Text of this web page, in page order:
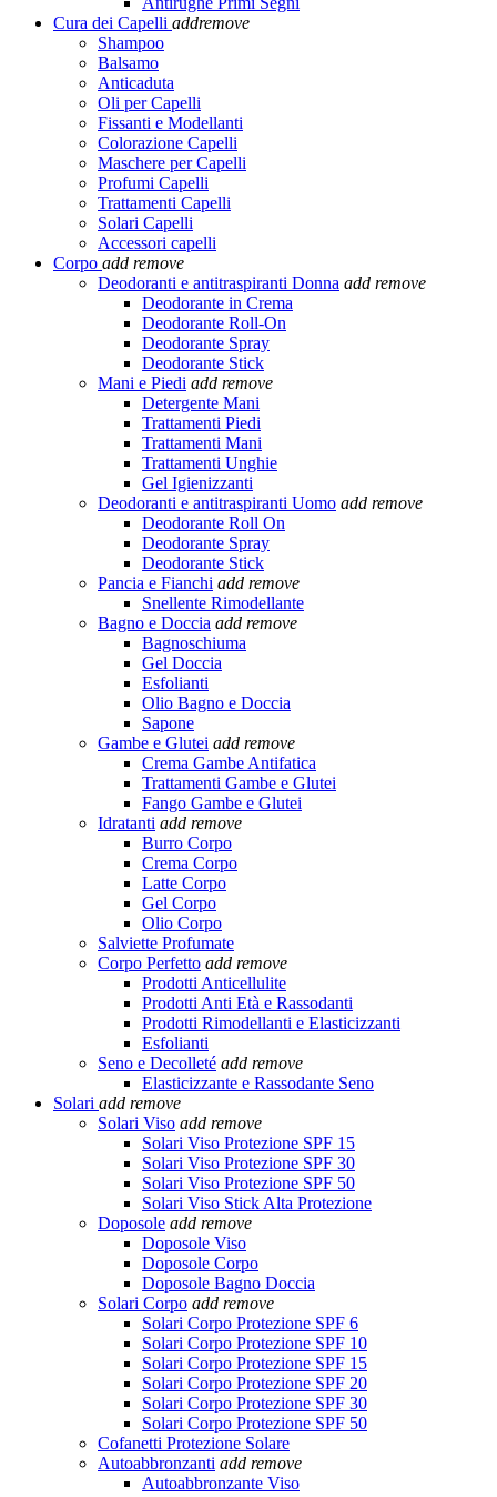
Cura dei Capelli addremove
Shampoo
Balsamo
Anticaduta
Oli per Capelli
Fissanti e Modellanti
Colorazione Capelli
Maschere per Capelli
Profumi Capelli
Trattamenti Capelli
Solari Capelli
Accessori capelli
Corpo add remove
Deodoranti e antitraspiranti Donna add remove
Deodorante in Crema
Deodorante Roll-On
Deodorante Spray
Deodorante Stick
Mani e Piedi add remove
Detergente Mani
Trattamenti Piedi
Trattamenti Mani
Trattamenti Unghie
Gel Igienizzanti
Deodoranti e antitraspiranti Uomo add remove
Deodorante Roll On
Deodorante Spray
Deodorante Stick
Pancia e Fianchi add remove
Snellente Rimodellante
Bagno e Doccia add remove
Bagnoschiuma
Gel Doccia
Esfolianti
Olio Bagno e Doccia
Sapone
Gambe e Glutei add remove
Crema Gambe Antifatica
Trattamenti Gambe e Glutei
Fango Gambe e Glutei
Idratanti add remove
Burro Corpo
Crema Corpo
Latte Corpo
Gel Corpo
Olio Corpo
Salviette Profumate
Corpo Perfetto add remove
Prodotti Anticellulite
Prodotti Anti Età e Rassodanti
Prodotti Rimodellanti e Elasticizzanti
Esfolianti
Seno e Decolleté add remove
Elasticizzante e Rassodante Seno
Solari add remove
Solari Viso add remove
Solari Viso Protezione SPF 15
Solari Viso Protezione SPF 30
Solari Viso Protezione SPF 50
Solari Viso Stick Alta Protezione
Doposole add remove
Doposole Viso
Doposole Corpo
Doposole Bagno Doccia
Solari Corpo add remove
Solari Corpo Protezione SPF 6
Solari Corpo Protezione SPF 10
Solari Corpo Protezione SPF 15
Solari Corpo Protezione SPF 20
Solari Corpo Protezione SPF 30
Solari Corpo Protezione SPF 50
Cofanetti Protezione Solare
Autoabbronzanti add remove
Autoabbronzante Viso